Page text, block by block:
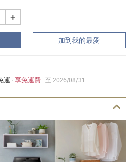
+
加到我的最愛
運 ·享免運費 至 2026/08/31